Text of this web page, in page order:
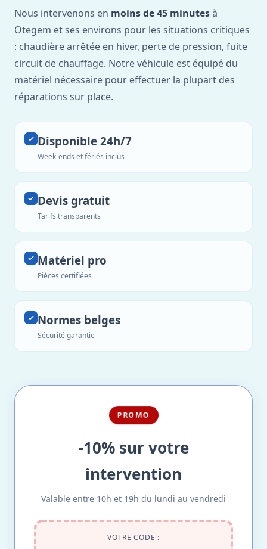
Nous intervenons en moins de 45 minutesà
Otegem et ses environs pour les situations critiques
: chaudière arrêtée en hiver, perte de pression, fuite
circuit de chauffage. Notre véhicule est équipé du
matériel nécessaire pour effectuer la plupart des
réparations sur place.
Disponible 24h/7
Week-ends et fériés inclus
Devis gratuit
Tarifs transparents
Matériel pro
Pièces certifiées
Normes belges
Sécurité garantie
PROMO
-10% sur votre
intervention
Valable entre 10h et 19h du lundi au vendredi
VOTRE CODE :